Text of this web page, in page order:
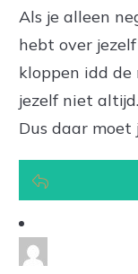
Als je alleen
hebt over
kloppen idd de
jezelf niet altijd.
Dus daar